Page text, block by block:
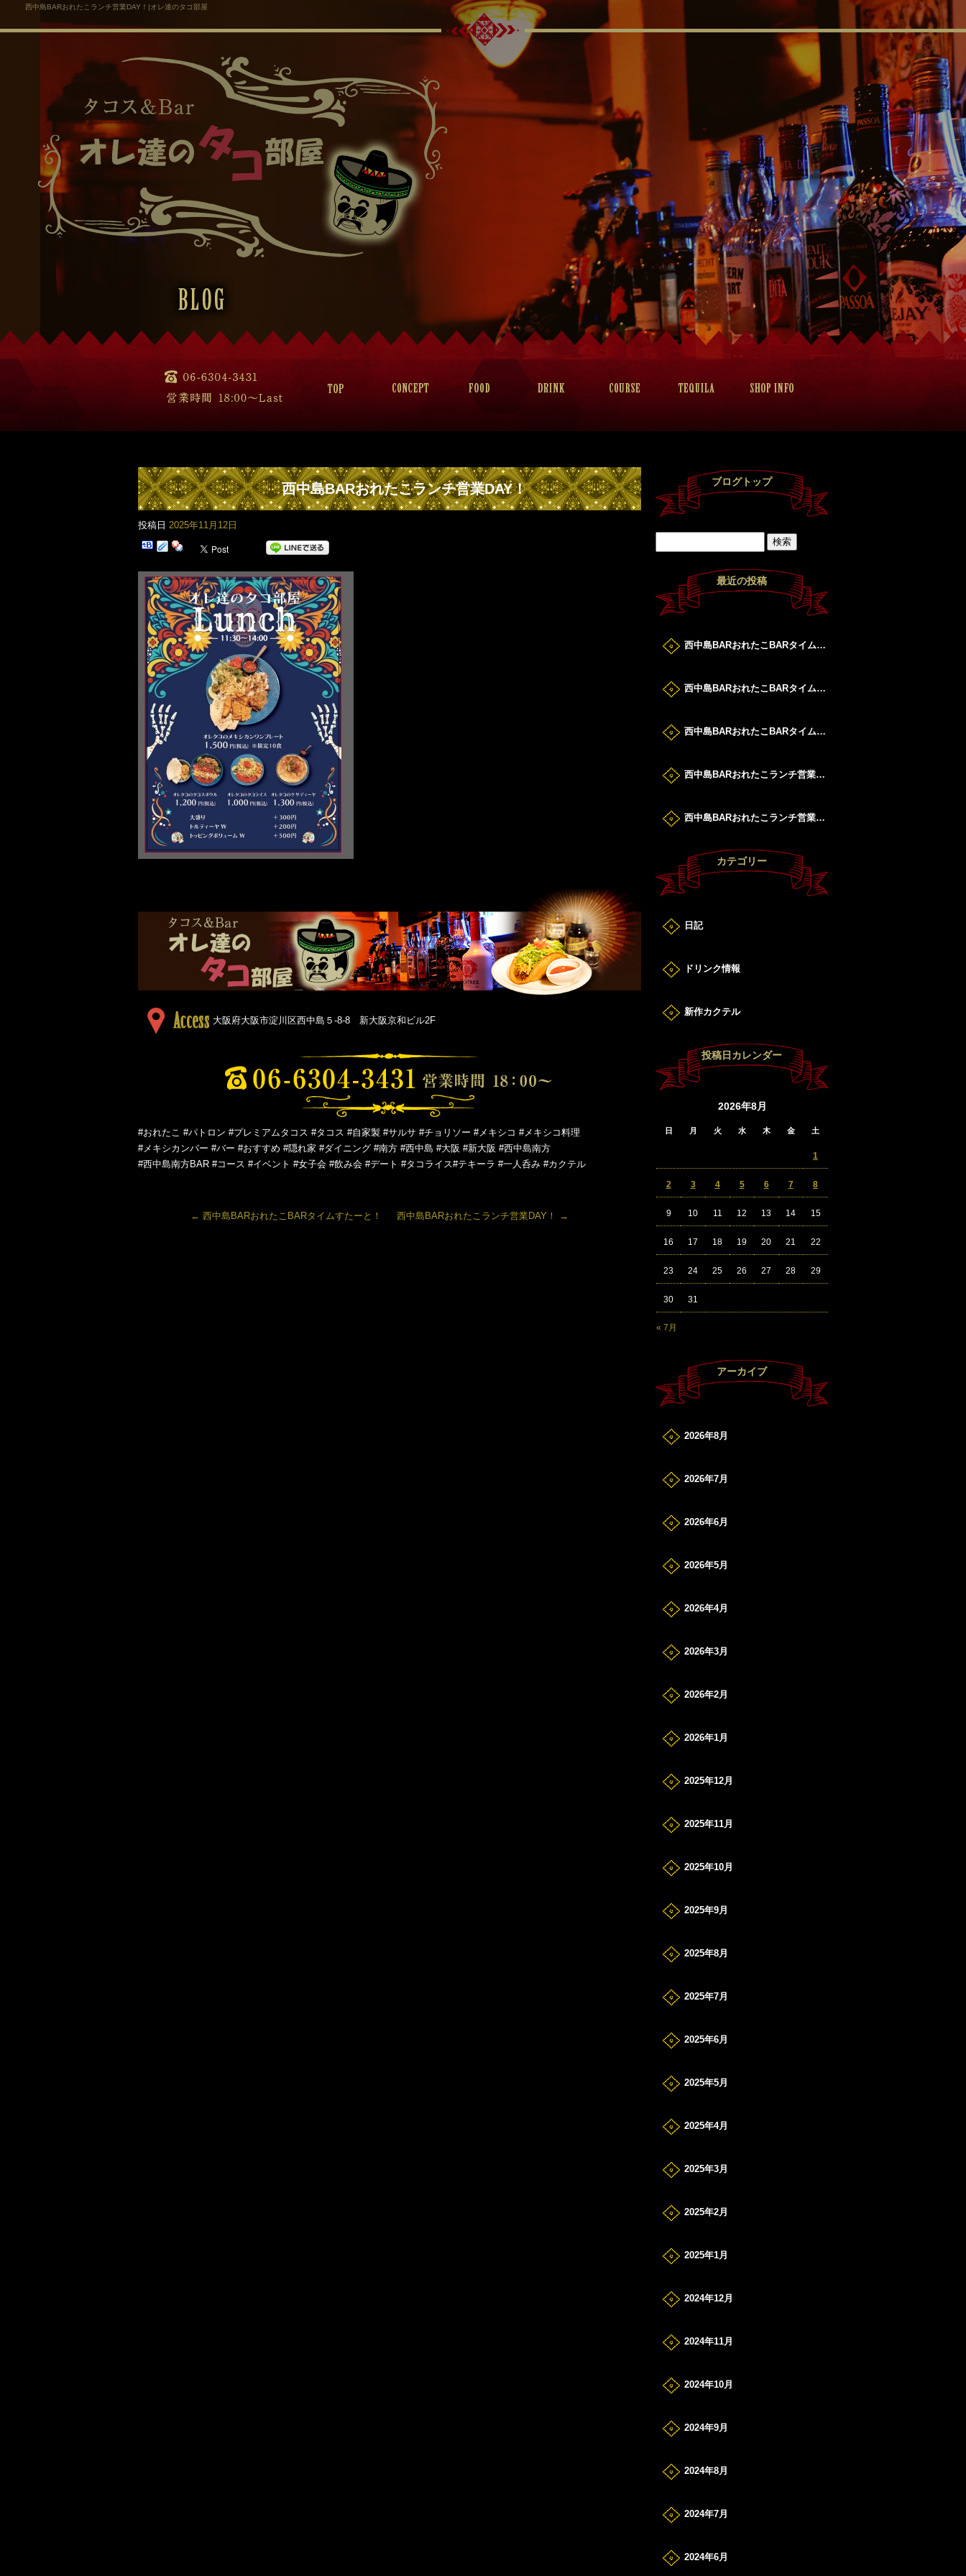
西中島BARおれたこランチ営業DAY！|オレ達のタコ部屋
西中島BARおれたこランチ営業DAY！
投稿日 2025年11月12日
大阪府大阪市淀川区西中島５-8-8 新大阪京和ビル2F
#おれたこ #パトロン #プレミアムタコス #タコス #自家製 #サルサ #チョリソー #メキシコ #メキシコ料理
#メキシカンバー #バー #おすすめ #隠れ家 #ダイニング #南方 #西中島 #大阪 #新大阪 #西中島南方
#西中島南方BAR #コース #イベント #女子会 #飲み会 #デート #タコライス#テキーラ #一人呑み #カクテル
← 西中島BARおれたこBARタイムすたーと！ 西中島BARおれたこランチ営業DAY！ →
ブログトップ
最近の投稿
西中島BARおれたこBARタイムすたーと！
西中島BARおれたこBARタイムすたーと！
西中島BARおれたこBARタイムすたーと！
西中島BARおれたこランチ営業DAY！
西中島BARおれたこランチ営業DAY！
カテゴリー
日記
ドリンク情報
新作カクテル
投稿日カレンダー
2026年8月
日 月 火 水 木 金 土
« 7月
1
2 3 4 5 6 7 8
9 10 11 12 13 14 15
16 17 18 19 20 21 22
23 24 25 26 27 28 29
30 31
アーカイブ
2026年8月
2026年7月
2026年6月
2026年5月
2026年4月
2026年3月
2026年2月
2026年1月
2025年12月
2025年11月
2025年10月
2025年9月
2025年8月
2025年7月
2025年6月
2025年5月
2025年4月
2025年3月
2025年2月
2025年1月
2024年12月
2024年11月
2024年10月
2024年9月
2024年8月
2024年7月
2024年6月